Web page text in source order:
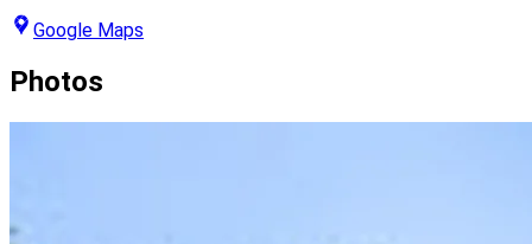
Google Maps
Photos